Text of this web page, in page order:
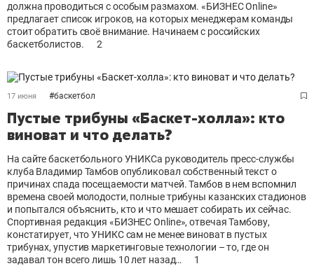
должна проводиться с особым размахом. «БИЗНЕС Online»
предлагает список игроков, на которых менеджерам команды
стоит обратить своё внимание. Начинаем с российских
баскетболистов.
2
17 июня #баскетбол
Пустые трибуны «Баскет-холла»: кто
виноват и что делать?
На сайте баскетбольного УНИКСа руководитель пресс-службы
клуба Владимир Тамбов опубликовал собственный текст о
причинах спада посещаемости матчей. Тамбов в нем вспомнил
времена своей молодости, полные трибуны казанских стадионов
и попытался объяснить, кто и что мешает собирать их сейчас.
Спортивная редакция «БИЗНЕС Online», отвечая Тамбову,
констатирует, что УНИКС сам не менее виноват в пустых
трибунах, упустив маркетинговые технологии – то, где он
задавал тон всего лишь 10 лет назад…
1